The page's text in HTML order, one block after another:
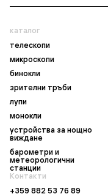
каталог
телескопи
микроскопи
бинокли
зрителни тръби
лупи
монокли
устройства за нощно
виждане
барометри и
метеорологични
станции
Контакти
+359 882 53 76 89